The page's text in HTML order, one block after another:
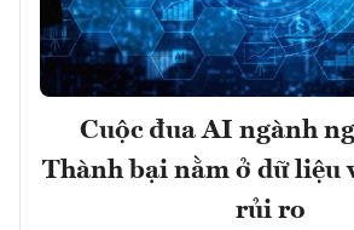
Cuộc đua AI ngành
Thành bại nằm ở dữ liệu
rủi ro